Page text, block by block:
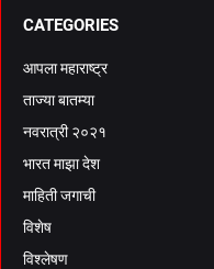
CATEGORIES
आपला महाराष्ट्र
ताज्या बातम्या
नवरात्री २०२१
भारत माझा देश
माहिती जगाची
विशेष
विश्लेषण